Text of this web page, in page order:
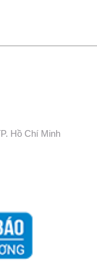
Hồ Chí Minh